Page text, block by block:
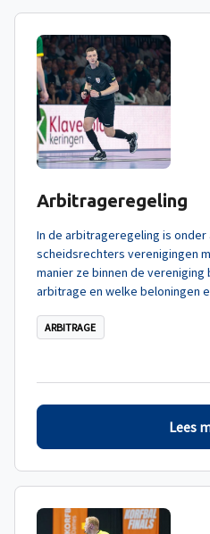
Arbitrageregeling
In de arbitrageregeling is
scheidsrechters verenigingen
manier ze binnen de
arbitrage en welke beloningen
ARBITRAGE
Lees